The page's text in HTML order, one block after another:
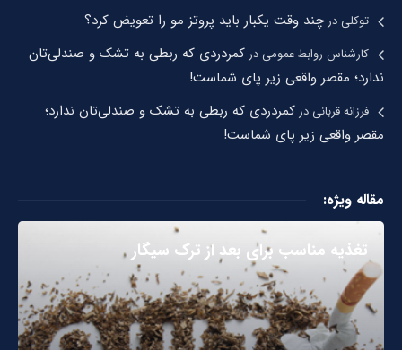
توکلیدرچند وقت یکبار باید پروتز مو را تعویض کرد؟
کارشناس روابط عمومیدرکمردردی که ربطی به تشک و صندلی‌تان
ندارد؛ مقصر واقعی زیر پای شماست!
فرزانه قربانیدرکمردردی که ربطی به تشک و صندلی‌تان ندارد؛
مقصر واقعی زیر پای شماست!
مقاله ویژه:
تغذیه مناسب برای بعد از ترک سیگار